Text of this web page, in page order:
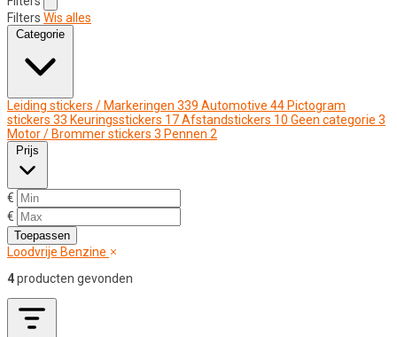
Filters Wis alles
Categorie
Leiding stickers / Markeringen 339 Automotive 44 Pictogram
stickers 33 Keuringsstickers 17Afstandstickers 10 Geen categorie 3
Motor / Brommer stickers 3 Pennen 2
Prijs
€
€
Toepassen
Loodvrije Benzine
4producten gevonden